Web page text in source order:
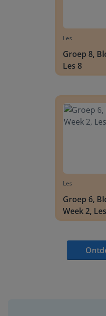
Les
Groep 8,
Les 8
Les
Groep 6,
Week 2,